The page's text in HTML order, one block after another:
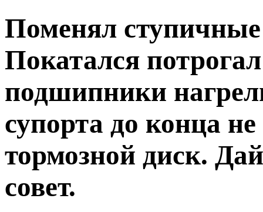
Поменял
Покатался
подшипники
супорта до конца не
тормозной диск.
совет.